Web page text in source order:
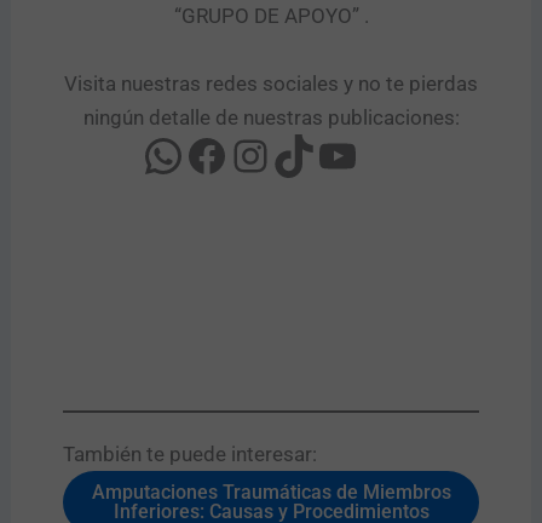
“GRUPO DE APOYO” .​
Visita nuestras redes sociales y no te pierdas
ningún detalle de nuestras publicaciones:
También te puede interesar:​
Amputaciones Traumáticas de Miembros
Inferiores: Causas y Procedimientos